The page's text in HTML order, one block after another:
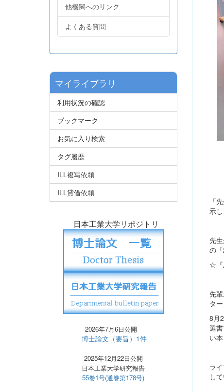
「
示し
先
の
☆『
先
タ
8月
選
い
ラ
し
他機関へのリンク
よくある質問
マイライブラリ
利用状況の確認
ブックマーク
お気に入り検索
タグ履歴
ILL複写依頼
ILL貸借依頼
日本工業大学リポジトリ
2026年7月6日公開
博士論文（要旨）1件
2025年12月22日公開
日本工業大学研究報告
55巻1号(通巻第178号)